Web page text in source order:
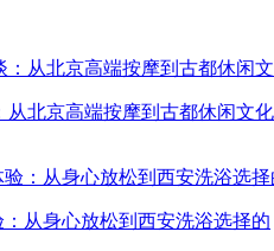
从北京高端按摩到古都休闲文化
从身心放松到西安洗浴选择的